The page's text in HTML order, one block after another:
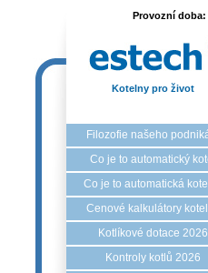
Provozní doba:
Kotelny pro život
Filozofie našeho
Co je to automatický
Co je to automatická
Cenové kalkulátory
Kotlíkové dotace 2026
Kontroly kotlů 2026